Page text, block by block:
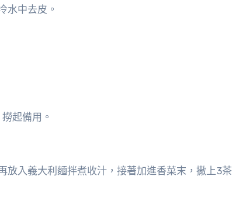
水中去皮。
起備用。
放入義大利麵拌煮收汁，接著加進香菜末，撒上3茶